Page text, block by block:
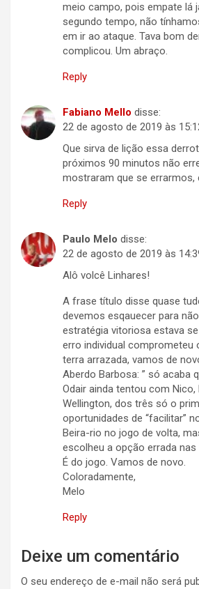
meio campo, pois empate lá
segundo tempo, não
em ir ao ataque. Tava bom
complicou. Um abraço.
Reply
Fabiano Mello disse:
22 de agosto de 2019 às
Que sirva de lição essa
próximos 90 minutos não
mostraram que se errarmos,
Reply
Paulo Melo disse:
22 de agosto de 2019 às
Alô volcê Linhares!
A frase título disse quase
devemos esqauecer para
estratégia vitoriosa estava
erro individual comprometeu
terra arrazada, vamos de
Aberdo Barbosa: ” só acaba
Odair ainda tentou com Nico,
Wellington, dos três só o
oportunidades de “facilitar”
Beira-rio no jogo de volta,
escolheu a opção errada
É do jogo. Vamos de novo.
Coloradamente,
Melo
Reply
Deixe um comentário
O seu endereço de e-mail não será